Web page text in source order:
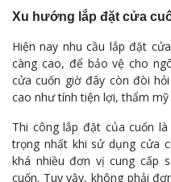
Xu hướng lắp đặt cửa
Hiện nay nhu cầu lắp đặt
càng cao, để bảo vệ cho
cửa cuốn giờ đây còn đòi
cao như tính tiện lợi, thẩm
Thi công lắp đặt của cuốn
trọng nhất khi sử dụng cửa
khá nhiều đơn vị cung cấp
cuốn. Tuy vậy, không phải